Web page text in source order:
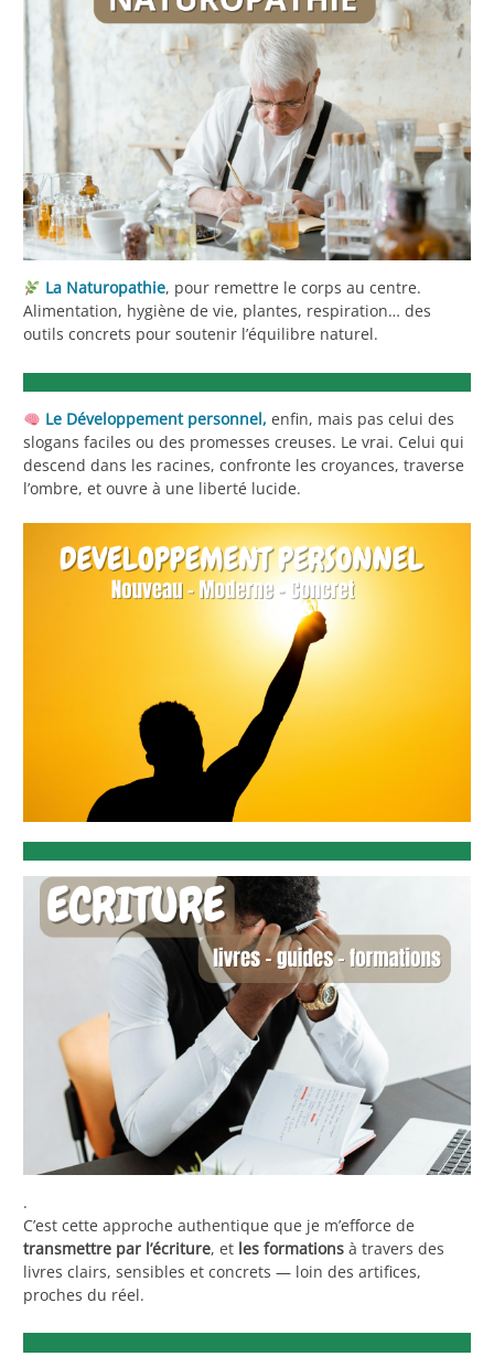
La Naturopathie, pour remettre le corps au centre.
Alimentation, hygiène de vie, plantes, respiration… des
outils concrets pour soutenir l’équilibre naturel.
Le Développement personnel, enfin, mais pas celui des
slogans faciles ou des promesses creuses. Le vrai. Celui qui
descend dans les racines, confronte les croyances, traverse
l’ombre, et ouvre à une liberté lucide.
.
C’est cette approche authentique que je m’efforce de
transmettre par l’écriture, et les formations à travers des
livres clairs, sensibles et concrets — loin des artifices,
proches du réel.